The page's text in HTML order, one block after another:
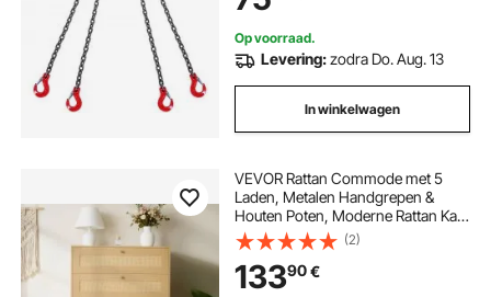
Op voorraad.
Levering:zodra Do. Aug. 13
In winkelwagen
VEVOR Rattan Commode met 5
Laden, Metalen Handgrepen &
Houten Poten, Moderne Rattan Kast
voor Slaapkamer, Woonkamer, Hal
(70,2x40x106,5 cm) Kledingkast,
Ladekast
(2)
13390€